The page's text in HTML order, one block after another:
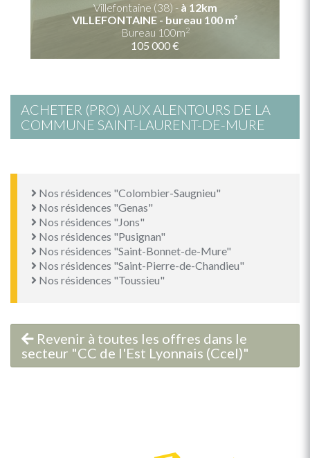
Villefontaine (38) - à 12km
VILLEFONTAINE - bureau 100 m²
Bureau 100m2
105 000 €
ACHETER (PRO) AUX ALENTOURS DE LA
COMMUNE SAINT-LAURENT-DE-MURE
Nos résidences "Colombier-Saugnieu"
Nos résidences "Genas"
Nos résidences "Jons"
Nos résidences "Pusignan"
Nos résidences "Saint-Bonnet-de-Mure"
Nos résidences "Saint-Pierre-de-Chandieu"
Nos résidences "Toussieu"
Revenir à toutes les offres dans le
secteur "CC de l'Est Lyonnais (Ccel)"